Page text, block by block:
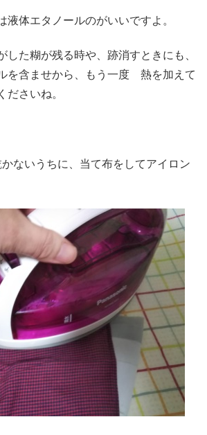
液体エタノールのがいいですよ。
した糊が残る時や、跡消すときにも、
を含ませから、もう一度 熱を加えて
ださいね。
ないうちに、当て布をしてアイロン